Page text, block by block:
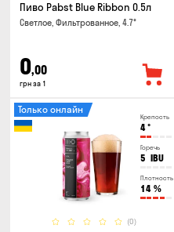
Пиво Pabst Blue Ribbon 0.5л
Светлое, Фильтрованное, 4.7°
0,00
грн за 1
Крепость
4°
Горечь
5 IBU
Плотность
14 %
(0)
Только онлайн